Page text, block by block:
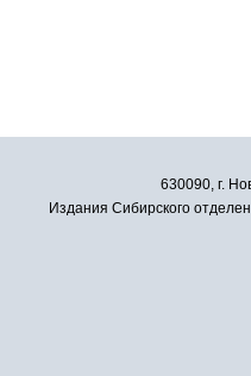
630090, г.
Издания Сибирского